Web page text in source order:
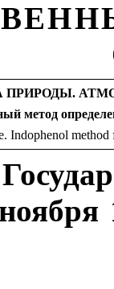
ПРИРОДЫ.
метод
Indophenol